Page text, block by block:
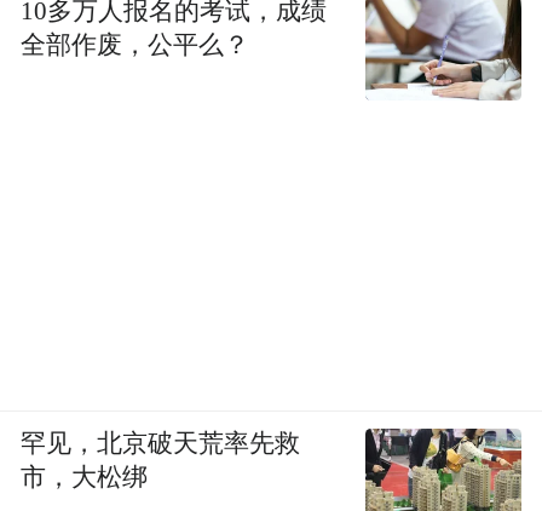
10多万人报名的考试，成绩
全部作废，公平么？
罕见，北京破天荒率先救
市，大松绑